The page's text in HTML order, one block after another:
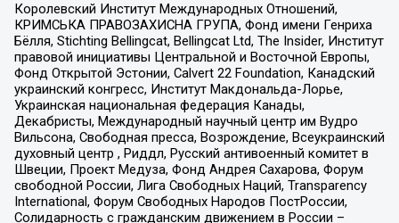
Королевский Институт Международных Отношений,
КРИМСЬКА ПРАВОЗАХИСНА ГРУПА, Фонд имени Генриха
Бёлля, Stichting Bellingcat, Bellingcat Ltd, The Insider, Институт
правовой инициативы Центральной и Восточной Европы,
Фонд Открытой Эстонии, Calvert 22 Foundation, Канадский
украинский конгресс, Институт Макдональда-Лорье,
Украинская национальная федерация Канады,
Декабристы, Международный научный центр им Вудро
Вильсона, Свободная пресса, Возрождение, Всеукраинский
духовный центр , Риддл, Русский антивоенный комитет в
Швеции, Проект Медуза, Фонд Андрея Сахарова, Форум
свободной России, Лига Свободных Наций, Transparеncy
International, Форум Свободных Народов ПостРоссии,
Солидарность с гражданским движением в России –